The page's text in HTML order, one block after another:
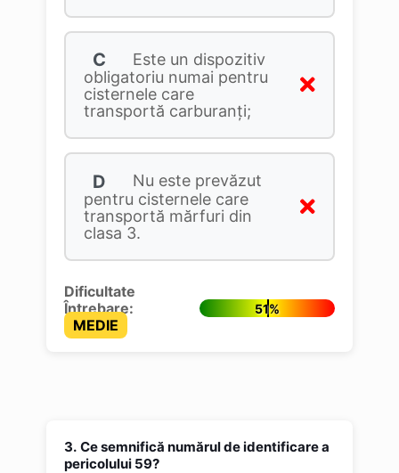
C
Este un dispozitiv
obligatoriu numai pentru
cisternele care
transportă carburanţi;
D
Nu este prevăzut
pentru cisternele care
transportă mărfuri din
clasa 3.
Dificultate
Întrebare:
MEDIE
51%
3. Ce semnifică numărul de identificare a
pericolului 59?